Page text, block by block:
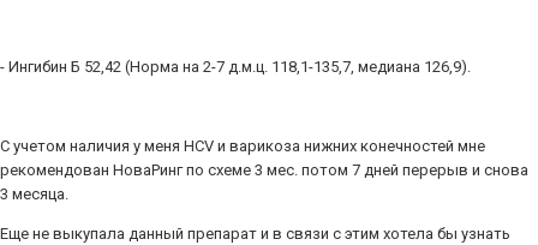
- Ингибин Б 52,42 (Норма на 2-7 д.м.ц. 118,1-135,7, медиана 126,9).
С учетом наличия у меня HCV и варикоза нижних конечностей мне
рекомендован НоваРинг по схеме 3 мес. потом 7 дней перерыв и снова
3 месяца.
Еще не выкупала данный препарат и в связи с этим хотела бы узнать